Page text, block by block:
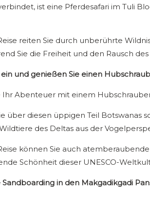
ist eine Pferdesafari im Tuli
reiten Sie durch unberührte
Sie die Freiheit und den Rausch
ein und genießen Sie einen
Ihr Abenteuer mit einem
über diesen üppigen Teil Botswanas
des Deltas aus der
können Sie auch
Schönheit dieser UNESCO-
Sandboarding in den Makgadikgadi